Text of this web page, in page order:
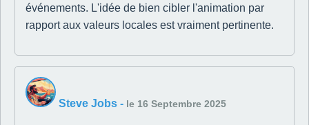
événements. L'idée de bien cibler l'animation par
rapport aux valeurs locales est vraiment pertinente.
Steve Jobs - le 16 Septembre 2025